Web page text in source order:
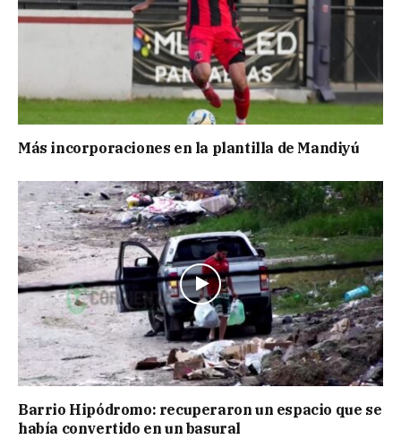
Más incorporaciones en la plantilla de Mandiyú
Barrio Hipódromo: recuperaron un espacio que se
había convertido en un basural